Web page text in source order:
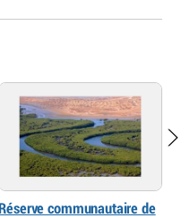
Réserve communautaire de